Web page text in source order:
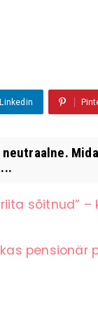
Linkedin
sõitnud”
kas